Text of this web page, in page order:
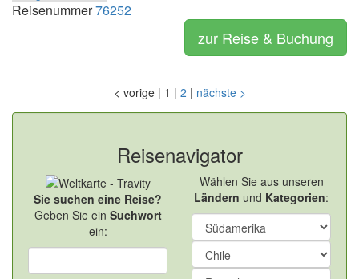
Reisenummer76252
zur Reise & Buchung
< vorige | 1 | 2 | nächste >
Reisenavigator
Sie suchen eine Reise?
Geben Sie ein Suchwort
ein:
Wählen Sie aus unseren
Ländern und Kategorien: